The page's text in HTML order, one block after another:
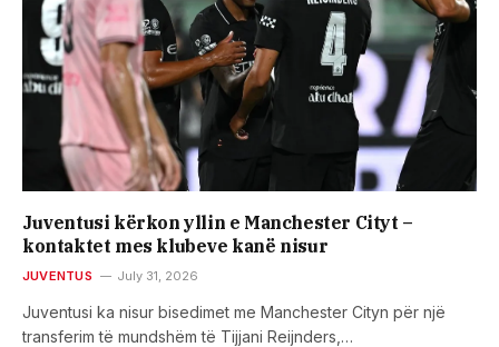
Juventusi kërkon yllin e Manchester Cityt –
kontaktet mes klubeve kanë nisur
JUVENTUS July 31, 2026
Juventusi ka nisur bisedimet me Manchester Cityn për një
transferim të mundshëm të Tijjani Reijnders,…